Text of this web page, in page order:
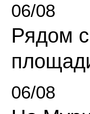
06/08
Рядом
06/08